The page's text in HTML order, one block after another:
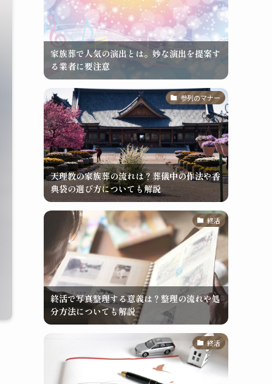
家族葬で人気の演出とは。妙な演出を提案す
る業者に要注意
参列のマナー
天理教の家族葬の流れは？葬儀中の作法や香
典袋の選び方についても解説
終活
終活で写真整理する意義は？整理の流れや処
分方法についても解説
終活